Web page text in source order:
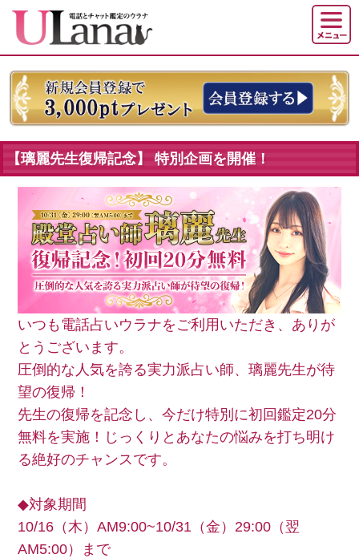
【璃麗先生復帰記念】 特別企画を開催！
いつも電話占いウラナをご利用いただき、ありが
とうございます。
圧倒的な人気を誇る実力派占い師、璃麗先生が待
望の復帰！
先生の復帰を記念し、今だけ特別に初回鑑定20分
無料を実施！じっくりとあなたの悩みを打ち明け
る絶好のチャンスです。
◆対象期間
10/16（木）AM9:00~10/31（金）29:00（翌
AM5:00）まで